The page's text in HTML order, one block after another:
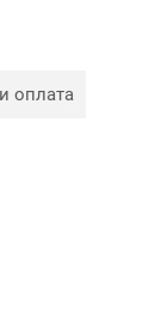
оплата